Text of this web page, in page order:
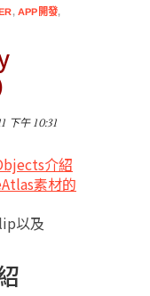
,APP開發,
下午 10:31
介紹
素材的
以及